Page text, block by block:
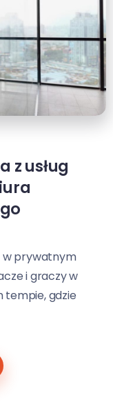
z usług
w prywatnym
i graczy w
tempie, gdzie